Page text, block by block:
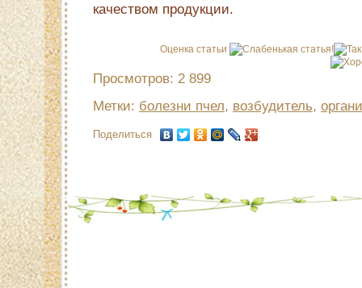
качеством продукции.
Оценка статьи
Просмотров: 2 899
Метки: болезни пчел, возбудитель,
Поделиться